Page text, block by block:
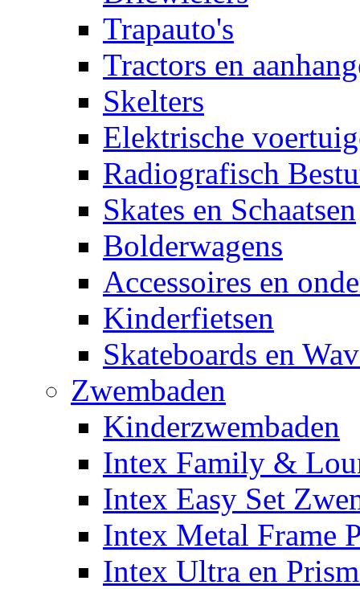
Trapauto's
Tractors en
Skelters
Elektrische
Radiografisch
Skates en Schaatsen
Bolderwagens
Accessoires en
Kinderfietsen
Skateboards en
Zwembaden
Kinderzwembaden
Intex Family &
Intex Easy Set
Intex Metal Frame
Intex Ultra en